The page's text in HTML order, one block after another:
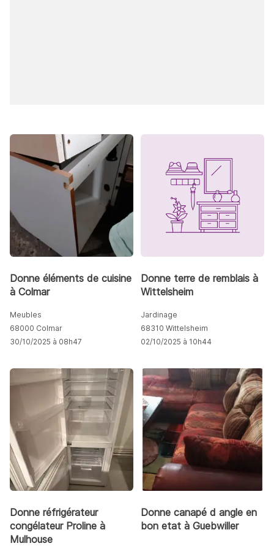
Donne éléments de cuisine
à Colmar
Meubles
68000 Colmar
30/10/2025 à 08h47
Donne terre de remblais à
Wittelsheim
Jardinage
68310 Wittelsheim
02/10/2025 à 10h44
Donne réfrigérateur
congélateur Proline à
Mulhouse
Donne canapé d angle en
bon etat à Guebwiller